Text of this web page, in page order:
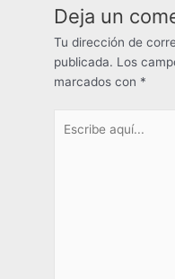
Deja un
Tu dirección de
publicada. Los
marcados con *
aquí...